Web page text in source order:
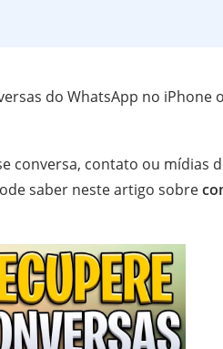
do WhatsApp no iPhone
conversa, contato ou mídias
saber neste artigo sobre